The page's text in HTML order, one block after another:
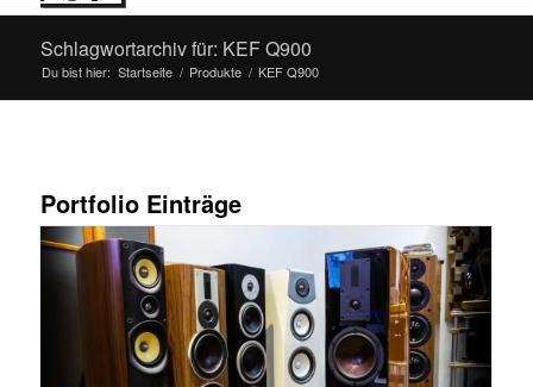
Schlagwortarchiv für: KEF Q900
Du bist hier: Startseite / Produkte / KEF Q900
Portfolio Einträge